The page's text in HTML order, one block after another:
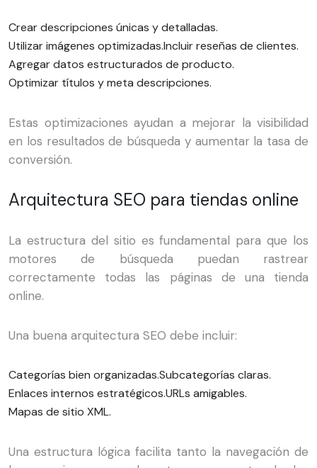
Crear descripciones únicas y detalladas.
Utilizar imágenes optimizadas.Incluir reseñas de clientes.
Agregar datos estructurados de producto.
Optimizar títulos y meta descripciones.
Estas optimizaciones ayudan a mejorar la visibilidad
en los resultados de búsqueda y aumentar la tasa de
conversión.
Arquitectura SEO para tiendas online
La estructura del sitio es fundamental para que los
motores de búsqueda puedan rastrear
correctamente todas las páginas de una tienda
online.
Una buena arquitectura SEO debe incluir:
Categorías bien organizadas.Subcategorías claras.
Enlaces internos estratégicos.URLs amigables.
Mapas de sitio XML.
Una estructura lógica facilita tanto la navegación de